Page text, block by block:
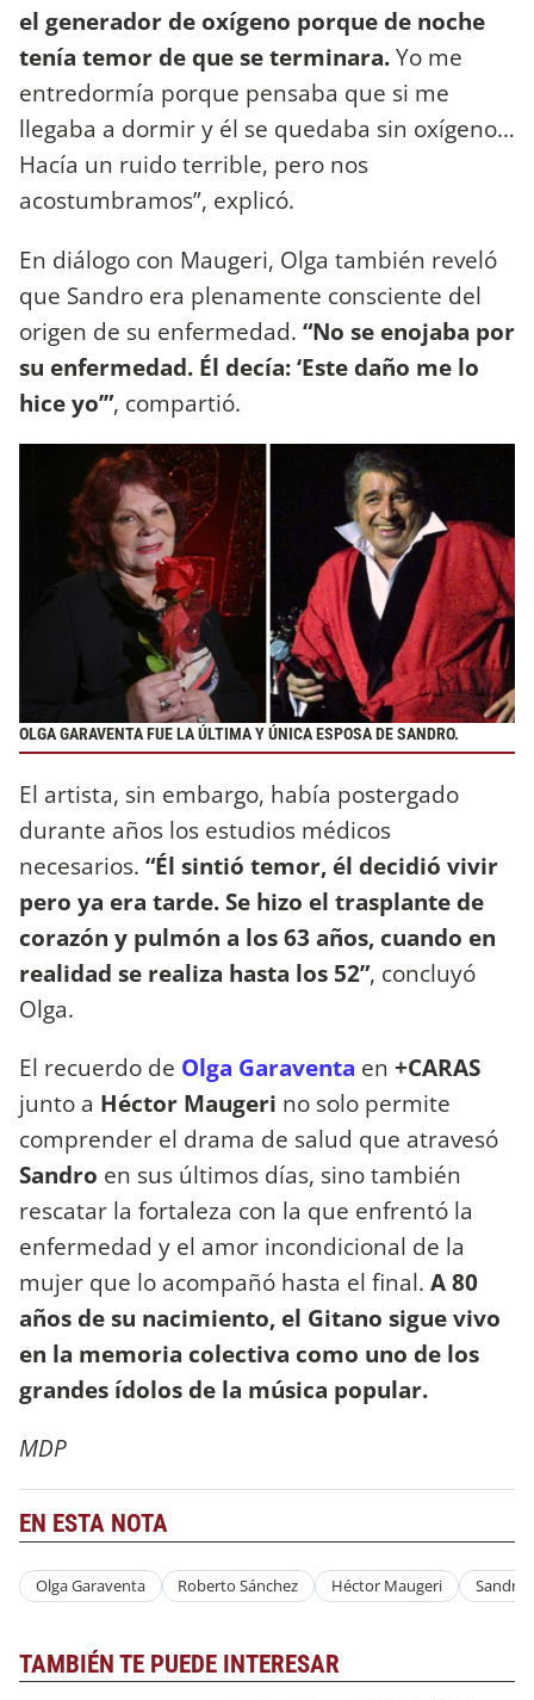
el generador de oxígeno porque de noche
tenía temor de que se terminara.Yo me
entredormía porque pensaba que si me
llegaba a dormir y él se quedaba sin oxígeno…
Hacía un ruido terrible, pero nos
acostumbramos”, explicó.
En diálogo con Maugeri, Olga también reveló
que Sandro era plenamente consciente del
origen de su enfermedad. “No se enojaba por
su enfermedad. Él decía: ‘Este daño me lo
hice yo’”, compartió.
OLGA GARAVENTA FUE LA ÚLTIMA Y ÚNICA ESPOSA DE SANDRO.
El artista, sin embargo, había postergado
durante años los estudios médicos
necesarios. “Él sintió temor, él decidió vivir
pero ya era tarde. Se hizo el trasplante de
corazón y pulmón a los 63 años, cuando en
realidad se realiza hasta los 52”, concluyó
Olga.
El recuerdo de Olga Garaventa en +CARAS
junto a Héctor Maugeri no solo permite
comprender el drama de salud que atravesó
Sandro en sus últimos días, sino también
rescatar la fortaleza con la que enfrentó la
enfermedad y el amor incondicional de la
mujer que lo acompañó hasta el final. A 80
años de su nacimiento, el Gitano sigue vivo
en la memoria colectiva como uno de los
grandes ídolos de la música popular.
MDP
EN ESTA NOTA
Olga Garaventa Roberto Sánchez Héctor Maugeri Sandro
TAMBIÉN TE PUEDE INTERESAR